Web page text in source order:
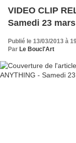
VIDEO CLIP
Samedi 23
Publié le 13/03/2013 à
Par Le Boucl'Art